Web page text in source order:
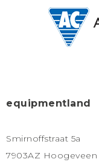
equipmentland
Smirnoffstraat 5a
7903AZ Hoogeveen